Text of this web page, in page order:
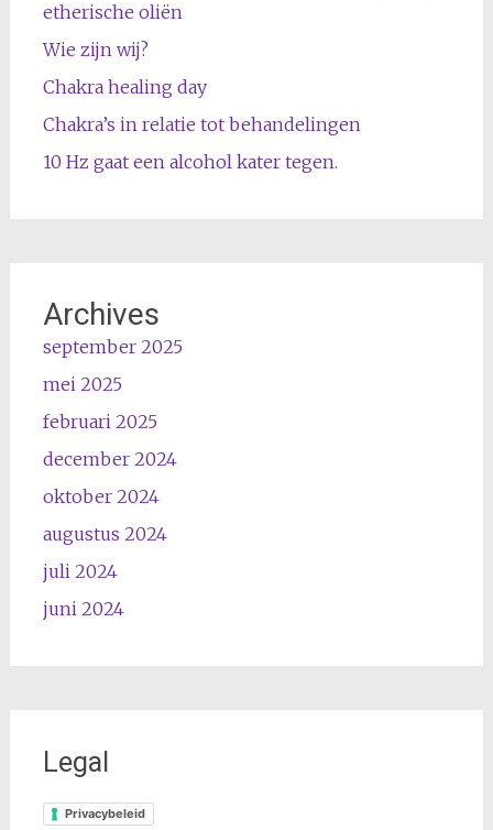
etherische oliën
Wie zijn wij?
Chakra healing day
Chakra’s in relatie tot behandelingen
10 Hz gaat een alcohol kater tegen.
Archives
september 2025
mei 2025
februari 2025
december 2024
oktober 2024
augustus 2024
juli 2024
juni 2024
Legal
Privacybeleid